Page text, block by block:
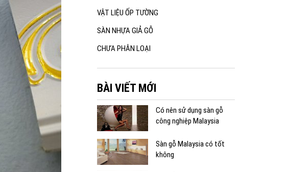
VẬT LIỆU ỐP TƯỜNG
SÀN NHỰA GIẢ GỖ
CHƯA PHÂN LOẠI
BÀI VIẾT MỚI
Có nên sử dụng sàn gỗ
công nghiệp Malaysia
Sàn gỗ Malaysia có tốt
không